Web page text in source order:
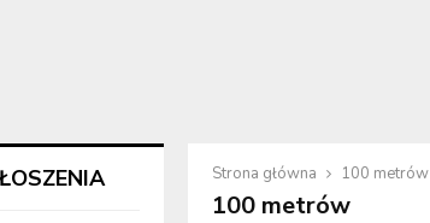
Strona główna 100 metrów
100 metrów